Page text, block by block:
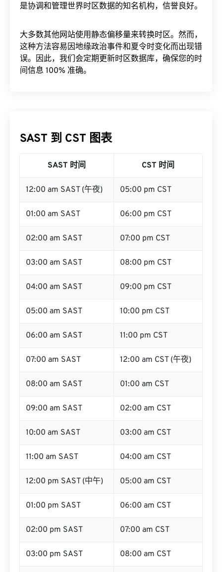
是协调和管理世界时区数据的知名机构，信誉良好。
大多数其他网站使用静态偏移量来转换时区。然而，
这种方法容易因地缘政治事件和夏令时变化而出现错
误。因此，我们会定期更新时区数据库，确保您的时
间信息 100% 准确。
SAST 到 CST 图表
SAST 时间 CST 时间
12:00 am SAST (午夜) 05:00 pm CST
01:00 am SAST 06:00 pm CST
02:00 am SAST 07:00 pm CST
03:00 am SAST 08:00 pm CST
04:00 am SAST 09:00 pm CST
05:00 am SAST 10:00 pm CST
06:00 am SAST 11:00 pm CST
07:00 am SAST 12:00 am CST (午夜)
08:00 am SAST 01:00 am CST
09:00 am SAST 02:00 am CST
10:00 am SAST 03:00 am CST
11:00 am SAST 04:00 am CST
12:00 pm SAST (中午) 05:00 am CST
01:00 pm SAST 06:00 am CST
02:00 pm SAST 07:00 am CST
03:00 pm SAST 08:00 am CST